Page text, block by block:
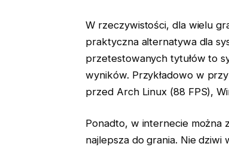
W rzeczywistości, dla wielu
praktyczna alternatywa dla
przetestowanych tytułów to
wyników. Przykładowo w
przed Arch Linux (88 FPS),
Ponadto, w internecie można
najlepsza do grania. Nie dziwi